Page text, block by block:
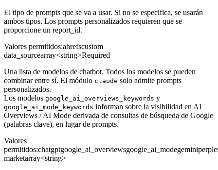
El tipo de prompts que se va a usar. Si no se especifica, se usarán
ambos tipos. Los prompts personalizados requieren que se
proporcione un report_id.
Valores permitidos:ahrefscustom
data_sourcearray<string>Required
Una lista de modelos de chatbot. Todos los modelos se pueden
combinar entre sí. El módulo claude solo admite prompts
personalizados.
Los modelos google_ai_overviews_keywords y
google_ai_mode_keywords informan sobre la visibilidad en AI
Overviews / AI Mode derivada de consultas de búsqueda de Google
(palabras clave), en lugar de prompts.
Valores
permitidos:chatgptgoogle_ai_overviewsgoogle_ai_modegemini
marketarray<string>